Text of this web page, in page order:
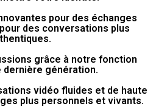
pour des échanges
des conversations plus
grâce à notre fonction
dernière génération.
vidéo fluides et de haute
plus personnels et vivants.